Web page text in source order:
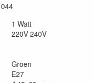
1 Watt
220V-240V
Groen
E27